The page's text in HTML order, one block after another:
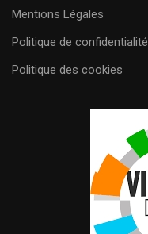
Mentions Légales
Politique de confidentialité
Politique des cookies